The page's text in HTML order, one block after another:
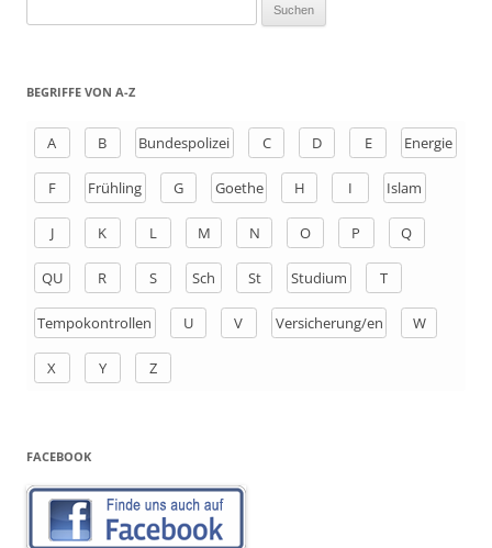
h
BEGRIFFE VON A-Z
A B Bundespolizei C D E Energie
F Frühling G Goethe H I Islam
J K L M N O P Q
QU R S Sch St Studium T
Tempokontrollen U V Versicherung/en W
X Y Z
FACEBOOK